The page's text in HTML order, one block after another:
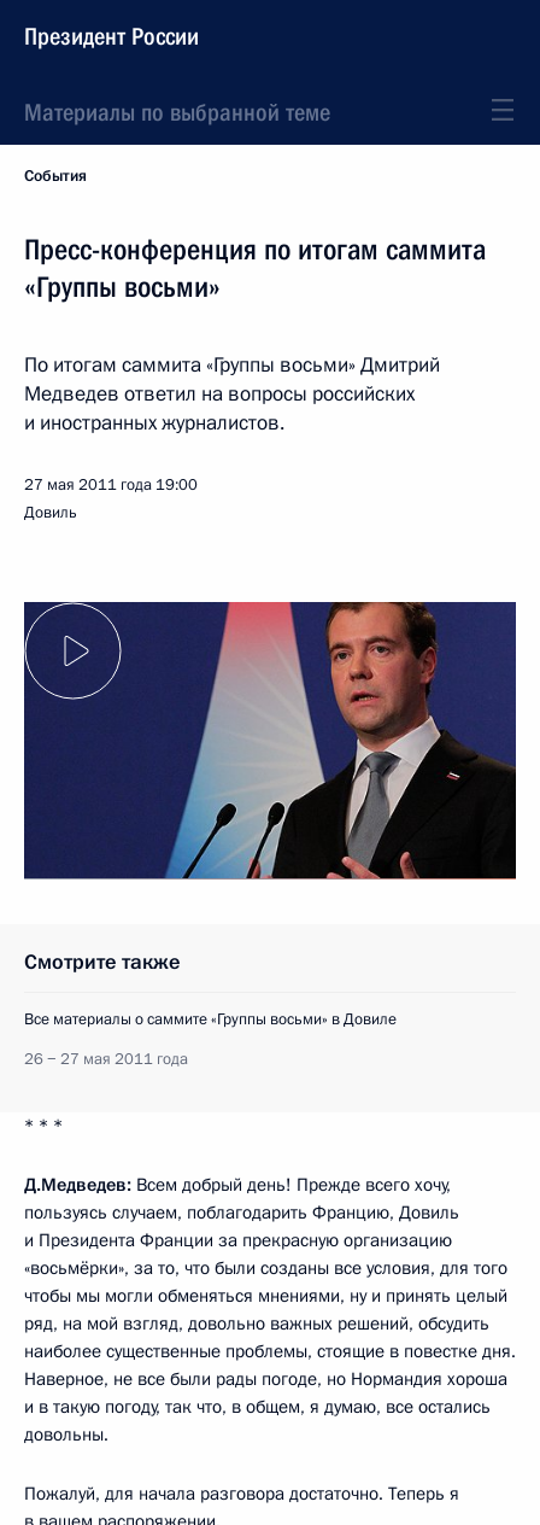
Президент России
Материалы по выбранной теме
События
Пресс-конференция по итогам саммита
«Группы восьми»
По итогам саммита «Группы восьми» Дмитрий
Медведев ответил на вопросы российских
и иностранных журналистов.
27 мая 2011 года 19:00
Довиль
Смотрите также
Все материалы о саммите «Группы восьми» в Довиле
26 − 27 мая 2011 года
* * *
Д.Медведев: Всем добрый день! Прежде всего хочу,
пользуясь случаем, поблагодарить Францию, Довиль
и Президента Франции за прекрасную организацию
«восьмёрки», за то, что были созданы все условия, для того
чтобы мы могли обменяться мнениями, ну и принять целый
ряд, на мой взгляд, довольно важных решений, обсудить
наиболее существенные проблемы, стоящие в повестке дня.
Наверное, не все были рады погоде, но Нормандия хороша
и в такую погоду, так что, в общем, я думаю, все остались
довольны.
Пожалуй, для начала разговора достаточно. Теперь я